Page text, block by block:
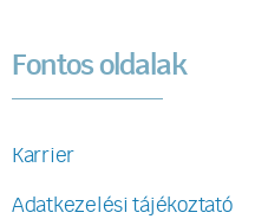
Fontos oldalak
Karrier
Adatkezelési tájékoztató